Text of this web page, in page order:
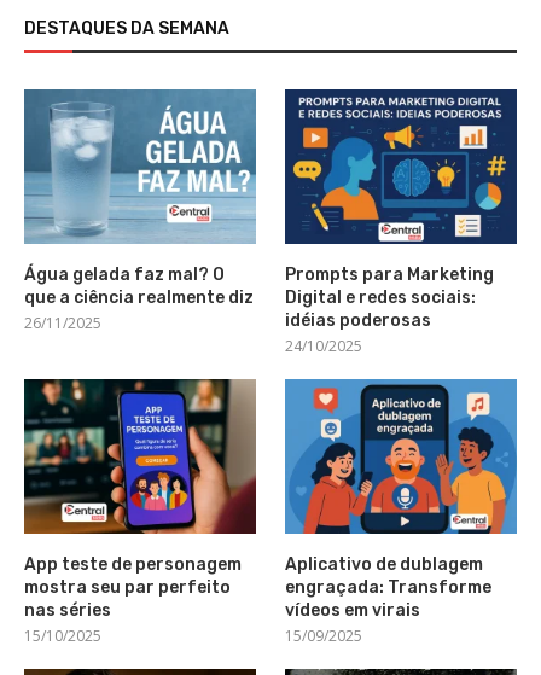
DESTAQUES DA SEMANA
Água gelada faz mal? O
que a ciência realmente diz
26/11/2025
Prompts para Marketing
Digital e redes sociais:
idéias poderosas
24/10/2025
App teste de personagem
mostra seu par perfeito
nas séries
15/10/2025
Aplicativo de dublagem
engraçada: Transforme
vídeos em virais
15/09/2025